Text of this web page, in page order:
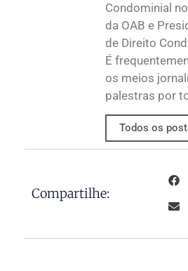
Condominial
da OAB e
de Direito
É
os meios
palestras por
Todos os
Compartilhe: